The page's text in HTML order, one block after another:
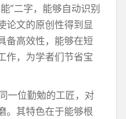
”二字，能够自动识别
论文的原创性得到显
备高效性，能够在短
作，为学者们节省宝
一位勤勉的工匠，对
。其特色在于能够根